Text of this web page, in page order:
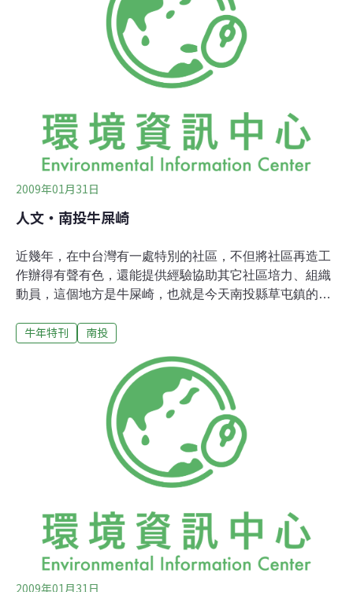
火一般炫麗，但是除了舒緩心情外，只留下更多的負債。
結果在這個新舊年交替時節，我認識的朋友們，幾乎就像
被綁架一樣，聚在一起開會，邊罵這些政策，邊努力想辦
法改善這些方案，希望能減少這些政策對社會、環境的衝
擊；樂觀一點的，就努力的想著如何藉用這些方案，試著
變化。從當初草創的5個人，到目前大約25個專職的人
力；從每年各個部門努力思考年度工作項目，到
2009年01月31日
人文‧南投牛屎崎
近幾年，在中台灣有一處特別的社區，不但將社區再造工
作辦得有聲有色，還能提供經驗協助其它社區培力、組織
動員，這個地方是牛屎崎，也就是今天南投縣草屯鎮的御
移居墾植，自北勢湳起順烏溪南岸往下游延伸，早年的居
921地震，震破聚落民眾所有的美夢，從南到北，斷層帶
將牛屎崎切成兩半上下層落差一層高，主幹道變成停車
場，所有農田廢耕，所有工廠外移或倒閉，所有商店全部
關閉，整個聚落到處都是急待協助的失業民眾。 在沒有辦
法的辦法中，地方熱心人士臨時組成災區服務團隊，全面
救災及緊急加入救助工作。震災後兩年，獲得「獅象山綠
野大地園區」負責人免費提供使用土地16公頃，使「牛屎
「烏溪巡守隊」、「南投縣義工聯誼協會」，展現了政府
力量有限，民間力量無窮的決心 。 談
牛年特刊 南投
2009年01月31日